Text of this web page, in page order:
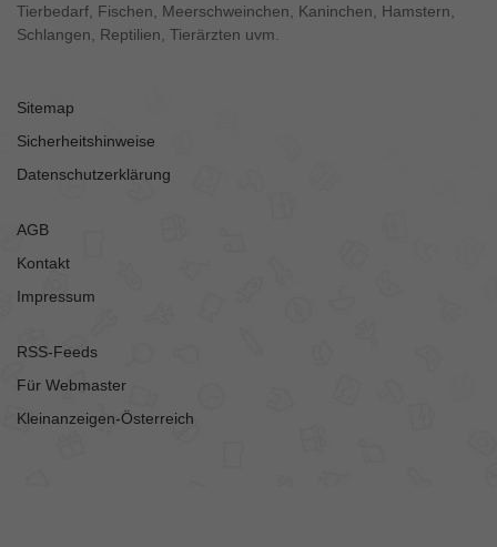
Tierbedarf, Fischen, Meerschweinchen, Kaninchen, Hamstern,
Schlangen, Reptilien, Tierärzten uvm.
Sitemap
Sicherheitshinweise
Datenschutzerklärung
AGB
Kontakt
Impressum
RSS-Feeds
Für Webmaster
Kleinanzeigen-Österreich